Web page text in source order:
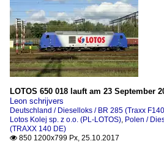
LOTOS 650 018 lauft am 23 September
Leon schrijvers
Deutschland / Dieselloks / BR 285 (Traxx
Lotos Kolej sp. z o.o. (PL-LOTOS), Polen /
(TRAXX 140 DE)
 850 1200x799 Px, 25.10.2017